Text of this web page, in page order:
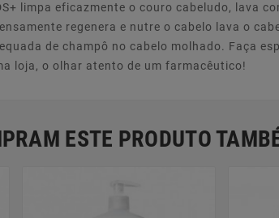
limpa eficazmente o couro cabeludo, lava
regenera e nutre o cabelo lava o
de champô no cabelo molhado. Faça
loja, o olhar atento de um farmacêutico!
ESTE PRODUTO